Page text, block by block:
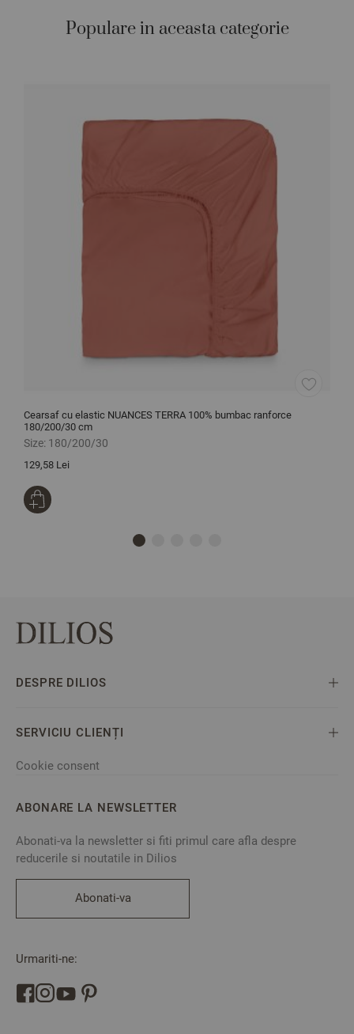
Populare in aceasta categorie
Cearsaf cu elastic NUANCES TERRA 100% bumbac ranforce
180/200/30 cm
Size: 180/200/30
129,58 Lei
DESPRE DILIOS
SERVICIU CLIENȚI
Cookie consent
ABONARE LA NEWSLETTER
Abonati-va la newsletter si fiti primul care afla despre
reducerile si noutatile in Dilios
Abonati-va
Urmariti-ne: